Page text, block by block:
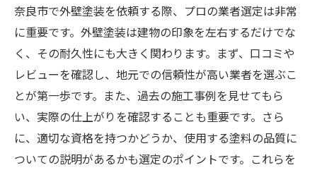
奈良市で外壁塗装を依頼する際、プロの業者選定は非常
に重要です。外壁塗装は建物の印象を左右するだけでな
く、その耐久性にも大きく関わります。まず、口コミや
レビューを確認し、地元での信頼性が高い業者を選ぶこ
とが第一歩です。また、過去の施工事例を見せてもら
い、実際の仕上がりを確認することも重要です。さら
に、適切な資格を持つかどうか、使用する塗料の品質に
ついての説明があるかも選定のポイントです。これらを